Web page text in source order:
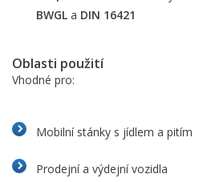
BWGL a DIN 16421
Oblasti použití
Vhodné pro:
Mobilní stánky s jídlem a pitím
Prodejní a výdejní vozidla